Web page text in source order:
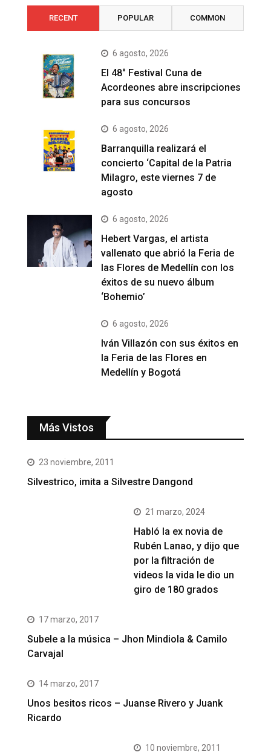
RECENT POPULAR COMMON
6 agosto, 2026
El 48° Festival Cuna de
Acordeones abre inscripciones
para sus concursos
6 agosto, 2026
Barranquilla realizará el
concierto ‘Capital de la Patria
Milagro, este viernes 7 de
agosto
6 agosto, 2026
Hebert Vargas, el artista
vallenato que abrió la Feria de
las Flores de Medellín con los
éxitos de su nuevo álbum
‘Bohemio’
6 agosto, 2026
Iván Villazón con sus éxitos en
la Feria de las Flores en
Medellín y Bogotá
Más Vistos
23 noviembre, 2011
Silvestrico, imita a Silvestre Dangond
21 marzo, 2024
Habló la ex novia de
Rubén Lanao, y dijo que
por la filtración de
videos la vida le dio un
giro de 180 grados
17 marzo, 2017
Subele a la música – Jhon Mindiola & Camilo
Carvajal
14 marzo, 2017
Unos besitos ricos – Juanse Rivero y Juank
Ricardo
10 noviembre, 2011